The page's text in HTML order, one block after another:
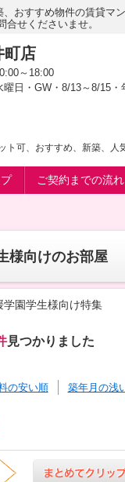
おすすめ物件の賃貸マ
せくださいませ。
町店
～18:00
曜日・GW・8/13～8/15・
可、おすすめ、新築、
ご契約までの流れ
様向けのお部屋
学園学生様向け特集
見つかりました
の安い順 築年月の浅